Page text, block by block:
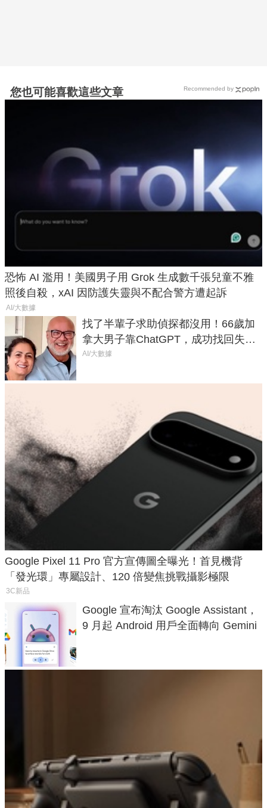
您也可能喜歡這些文章
恐怖 AI 濫用！美國男子用 Grok 生成數千張兒童不雅
照後自殺，xAI 因防護失靈與不配合警方遭起訴
AI/大數據
找了半輩子求助偵探都沒用！66歲加
拿大男子靠ChatGPT，成功找回失散
50年家人
AI/大數據
Google Pixel 11 Pro 官方宣傳圖全曝光！首見機背
「發光環」專屬設計、120 倍變焦挑戰攝影極限
3C新品
Google 宣布淘汰 Google Assistant，
9 月起 Android 用戶全面轉向 Gemini
Recommended by